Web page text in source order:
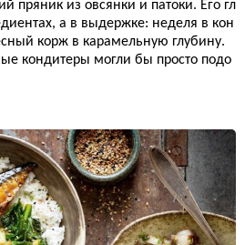
пряник из овсянки и патоки. Его гл
а в выдержке: неделя в кон
корж в карамельную глубину.
кондитеры могли бы просто подо